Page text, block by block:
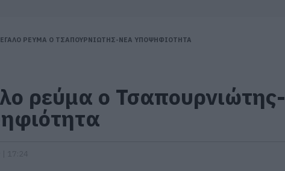
ΡΕΥΜΑ Ο ΤΣΑΠΟΥΡΝΙΩΤΗΣ-ΝΕΑ ΥΠΟΨΗΦΙΟΤΗΤΑ
ρεύμα ο Τσαπουρνιώτης-